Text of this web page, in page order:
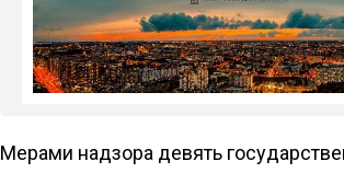
Мерами надзора девять